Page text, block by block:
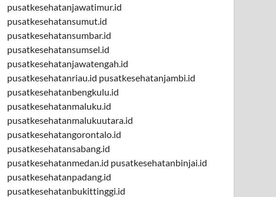
pusatkesehatanjawatimur.id
pusatkesehatansumut.id
pusatkesehatansumbar.id
pusatkesehatansumsel.id
pusatkesehatanjawatengah.id
pusatkesehatanriau.id pusatkesehatanjambi.id
pusatkesehatanbengkulu.id
pusatkesehatanmaluku.id
pusatkesehatanmalukuutara.id
pusatkesehatangorontalo.id
pusatkesehatansabang.id
pusatkesehatanmedan.id pusatkesehatanbinjai.id
pusatkesehatanpadang.id
pusatkesehatanbukittinggi.id